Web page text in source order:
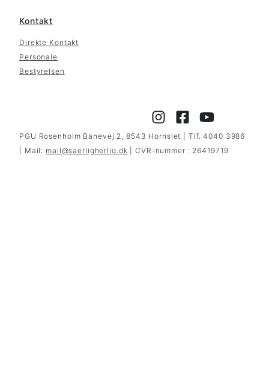
Kontakt
Direkte Kontakt
Personale
Bestyrelsen
PGU Rosenholm Banevej 2, 8543 Hornslet | Tlf. 4040 3986
| Mail: mail@saerligherlig.dk | CVR-nummer : 26419719